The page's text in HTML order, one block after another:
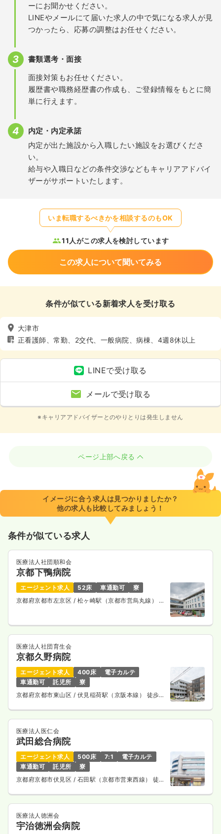
ーにお聞かせください。
LINEやメールにて届いた求人の中で気になる求人が見
つかったら、応募の調整はお任せください。
書類選考・面接
面接対策もお任せください。
履歴書や職務経歴書の作成も、ご登録情報をもとに簡
単に行えます。
内定・内定承諾
内定が出た施設から入職したい施設をお選びくださ
い。
給与や入職日などの条件交渉などもキャリアアドバイ
ザーがサポートいたします。
いま転職するべきかを相談するのもOK
11人がこの求人を検討しています
この求人について聞いてみる
条件が似ている新着求人を受け取る
大津市
正看護師、常勤、2交代、一般病院、病棟、4週8休以上
LINEで受け取る
メールで受け取る
※キャリアアドバイザーとのやりとりは発生しません
ページ上部へ戻る
イメージに合う求人は見つかりましたか？
他の求人も比較してみましょう！
条件が似ている求人
医療法人社団順和会
京都下鴨病院
エージェント求人 52床 車通勤可
寮
京都府京都市左京区 / 松ヶ崎駅（京都市営烏丸線） 徒
医療法人社団育生会
京都久野病院
エージェント求人 400床
電子カルテ
車通勤可
託児所
寮
京都府京都市東山区 / 伏見稲荷駅（京阪本線） 徒歩5
医療法人医仁会
武田総合病院
エージェント求人 500床 7:1
電子カルテ
車通勤可
託児所
寮
京都府京都市伏見区 / 石田駅（京都市営東西線） 徒歩
医療法人徳洲会
宇治徳洲会病院